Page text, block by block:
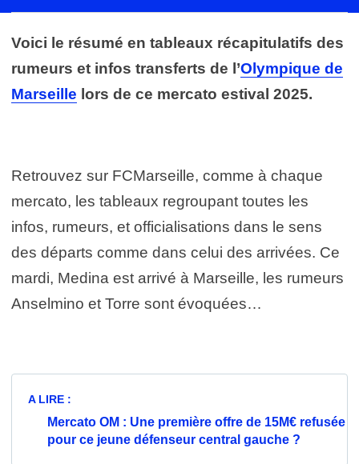
Voici le résumé en tableaux récapitulatifs des
rumeurs et infos transferts de l’Olympique de
Marseille lors de ce mercato estival 2025.
Retrouvez sur FCMarseille, comme à chaque
mercato, les tableaux regroupant toutes les
infos, rumeurs, et officialisations dans le sens
des départs comme dans celui des arrivées. Ce
mardi, Medina est arrivé à Marseille, les rumeurs
Anselmino et Torre sont évoquées…
A LIRE :
Mercato OM : Une première offre de 15M€ refusée
pour ce jeune défenseur central gauche ?